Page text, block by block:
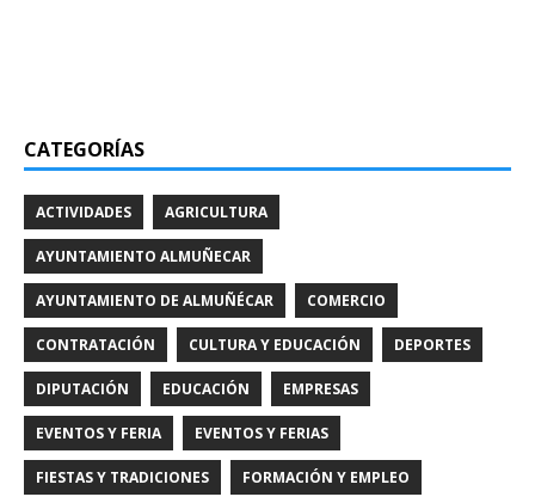
CATEGORÍAS
ACTIVIDADES AGRICULTURA
AYUNTAMIENTO ALMUÑECAR
AYUNTAMIENTO DE ALMUÑÉCAR COMERCIO
CONTRATACIÓN CULTURA Y EDUCACIÓN DEPORTES
DIPUTACIÓN EDUCACIÓN EMPRESAS
EVENTOS Y FERIA EVENTOS Y FERIAS
FIESTAS Y TRADICIONES FORMACIÓN Y EMPLEO